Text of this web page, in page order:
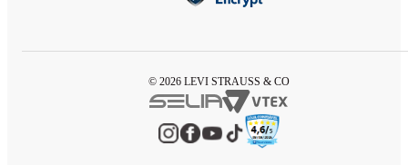
© 2026 LEVI STRAUSS & CO